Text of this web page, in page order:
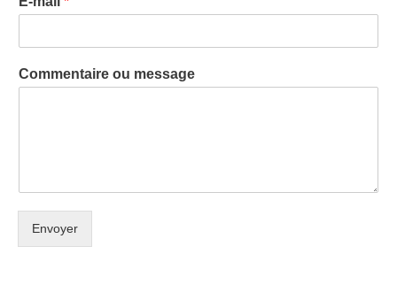
Commentaire ou message
Envoyer